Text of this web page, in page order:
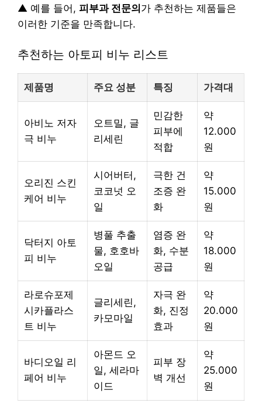
▲ 예를 들어, 피부과 전문의 가 추천하는 제품들은
이러한 기준을 만족합니다.
추천하는 아토피 비누 리스트
제품명 주요 성분 특징 가격대
아비노 저자
극 비누
오트밀, 글
리세린
민감한
피부에
적합
약
12.000
원
오리진 스킨
케어 비누
시어버터,
코코넛 오
일
극한 건
조증 완
화
약
15.000
원
닥터지 아토
피 비누
병풀 추출
물, 호호바
오일
염증 완
화, 수분
공급
약
18.000
원
라로슈포제
시카플라스
트 비누
글리세린,
카모마일
자극 완
화, 진정
효과
약
20.000
원
바디오일 리
페어 비누
아몬드 오
일, 세라마
이드
피부 장
벽 개선
약
25.000
원